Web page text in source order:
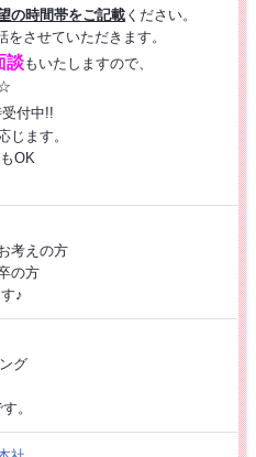
2026/8/21(金)PM
2026/8/7(金)PM
16(木) PM開催
集 [HG8R]
の時間帯をご記載 ください。
させていただきます。
談もいたしますので、
受付中!!
ます。
OK
考えの方
の方
♪
グ
。